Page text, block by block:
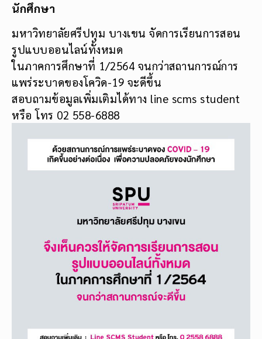
นักศึกษา
มหาวิทยาลัยศรีปทุม บางเขน จัดการเรียนการสอน
รูปแบบออนไลน์ทั้งหมด
ในภาคการศึกษาที่ 1/2564 จนกว่าสถานการณ์การ
แพร่ระบาดของโควิด-19 จะดีขึ้น
สอบถามข้อมูลเพิ่มเติมได้ทาง line scms student
หรือ โทร 02 558-6888